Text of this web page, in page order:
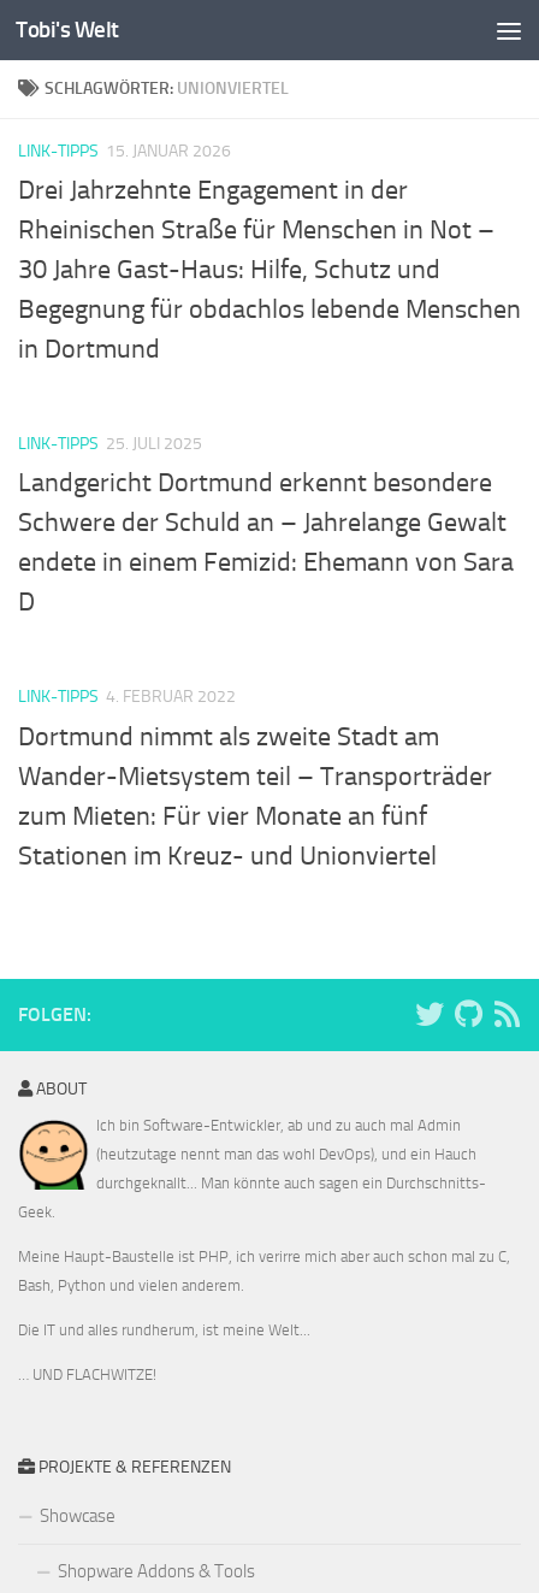
Zum Inhalt springen
Tobi's Welt
SCHLAGWÖRTER: UNIONVIERTEL
LINK-TIPPS 15. JANUAR 2026
Drei Jahrzehnte Engagement in der
Rheinischen Straße für Menschen in Not –
30 Jahre Gast-Haus: Hilfe, Schutz und
Begegnung für obdachlos lebende Menschen
in Dortmund
LINK-TIPPS 25. JULI 2025
Landgericht Dortmund erkennt besondere
Schwere der Schuld an – Jahrelange Gewalt
endete in einem Femizid: Ehemann von Sara
D
LINK-TIPPS 4. FEBRUAR 2022
Dortmund nimmt als zweite Stadt am
Wander-Mietsystem teil – Transporträder
zum Mieten: Für vier Monate an fünf
Stationen im Kreuz- und Unionviertel
FOLGEN:
ABOUT
Ich bin Software-Entwickler, ab und zu auch mal Admin
(heutzutage nennt man das wohl DevOps), und ein Hauch
durchgeknallt... Man könnte auch sagen ein Durchschnitts-
Geek.
Meine Haupt-Baustelle ist PHP, ich verirre mich aber auch schon mal zu C,
Bash, Python und vielen anderem.
Die IT und alles rundherum, ist meine Welt...
… UND FLACHWITZE!
PROJEKTE & REFERENZEN
Showcase
Shopware Addons & Tools